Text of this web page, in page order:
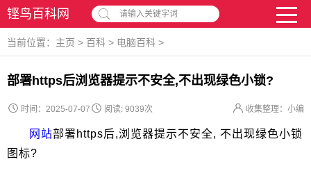
铿鸟百科网 请输入关键字词
当前位置： 主页 > 百科 > 电脑百科 >
部署https后浏览器提示不安全,不出现绿色小锁?
时间：2025-07-07 收集整理：小编
阅读: 9039次
网站部署https后,浏览器提示不安全, 不出现绿色小锁
图标?